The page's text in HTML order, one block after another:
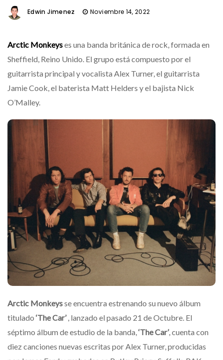
Edwin Jimenez Noviembre 14, 2022
Arctic Monkeyses una banda británica de rock, formada en
Sheffield, Reino Unido.​ El grupo está compuesto por el
guitarrista principal y vocalista Alex Turner, el guitarrista
Jamie Cook, el baterista Matt Helders y el bajista Nick
O’Malley.
Arctic Monkeysse encuentra estrenando su nuevo álbum
titulado ‘TheCar’, lanzado el pasado 21 de Octubre. El
séptimo álbum de estudio de la banda, ‘TheCar’, cuenta con
diez canciones nuevas escritas por Alex Turner, producidas